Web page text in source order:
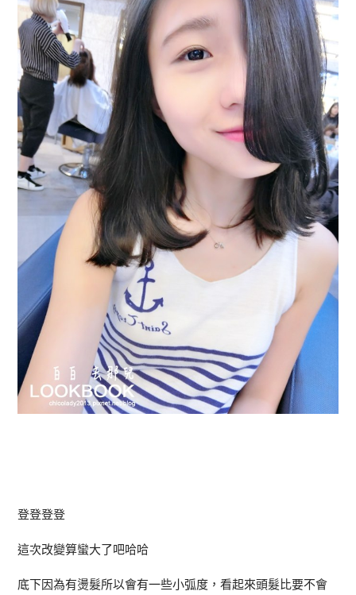
登登登登
這次改變算蠻大了吧哈哈
底下因為有燙髮所以會有一些小弧度，看起來頭髮比要不會